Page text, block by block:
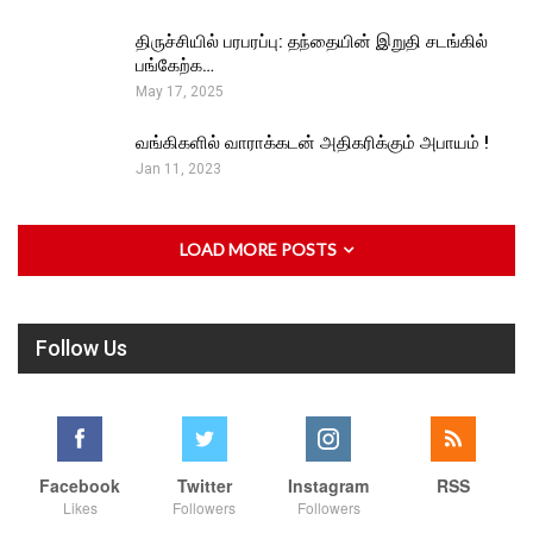
திருச்சியில் பரபரப்பு: தந்தையின் இறுதி சடங்கில்
பங்கேற்க…
May 17, 2025
வங்கிகளில் வாராக்கடன் அதிகரிக்கும் அபாயம் !
Jan 11, 2023
LOAD MORE POSTS
Follow Us
Facebook
Likes
Twitter
Followers
Instagram
Followers
RSS